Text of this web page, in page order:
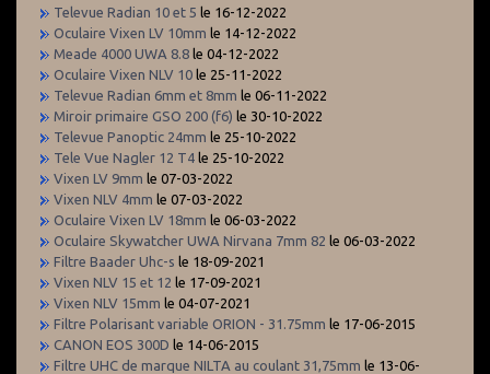
Televue Radian 10 et 5 le 16-12-2022
Oculaire Vixen LV 10mm le 14-12-2022
Meade 4000 UWA 8.8 le 04-12-2022
Oculaire Vixen NLV 10 le 25-11-2022
Televue Radian 6mm et 8mm le 06-11-2022
Miroir primaire GSO 200 (f6) le 30-10-2022
Televue Panoptic 24mm le 25-10-2022
Tele Vue Nagler 12 T4 le 25-10-2022
Vixen LV 9mm le 07-03-2022
Vixen NLV 4mm le 07-03-2022
Oculaire Vixen LV 18mm le 06-03-2022
Oculaire Skywatcher UWA Nirvana 7mm 82 le 06-03-2022
Filtre Baader Uhc-s le 18-09-2021
Vixen NLV 15 et 12 le 17-09-2021
Vixen NLV 15mm le 04-07-2021
Filtre Polarisant variable ORION - 31.75mm le 17-06-2015
CANON EOS 300D le 14-06-2015
Filtre UHC de marque NILTA au coulant 31,75mm le 13-06-